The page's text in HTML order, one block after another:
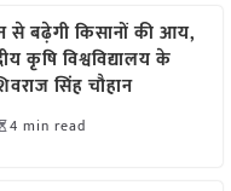
से बढ़ेगी किसानों की आय,
कृषि विश्वविद्यालय के
सिंह चौहान
4 min read